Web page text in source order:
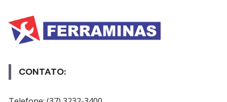
CONTATO: